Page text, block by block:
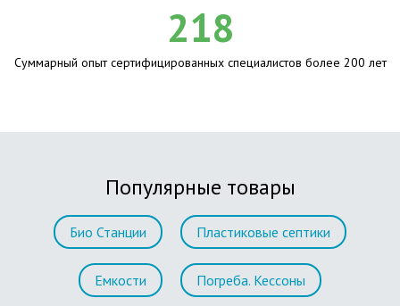
218
Суммарный опыт сертифицированных специалистов более 200 лет
Популярные товары
Био Станции Пластиковые септики
Емкости Погреба. Кессоны